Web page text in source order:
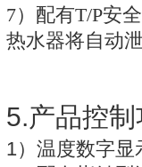
7）配有T/P安
热水器将自动
5.产品控
1）温度数字显